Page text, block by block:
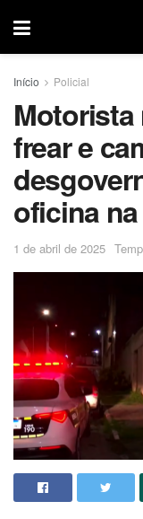
Início Policial
frear e
oficina
1 de abril de 2025